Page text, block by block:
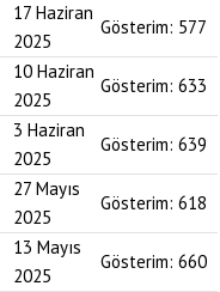
17 Haziran
2025
Gösterim: 577
10 Haziran
2025
Gösterim: 633
3 Haziran
2025
Gösterim: 639
27 Mayıs
2025
Gösterim: 618
13 Mayıs
2025
Gösterim: 660